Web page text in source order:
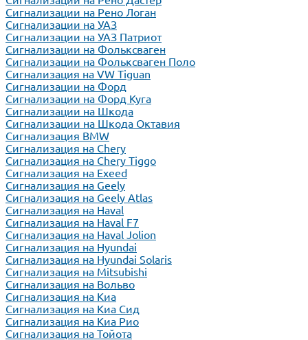
Сигнализации на Рено Логан
Сигнализации на УАЗ
Сигнализации на УАЗ Патриот
Сигнализации на Фольксваген
Сигнализации на Фольксваген Поло
Сигнализация на VW Tiguan
Сигнализации на Форд
Сигнализации на Форд Куга
Сигнализации на Шкода
Сигнализации на Шкода Октавия
Сигнализация BMW
Сигнализация на Chery
Сигнализация на Chery Tiggo
Сигнализация на Exeed
Сигнализация на Geely
Сигнализация на Geely Atlas
Сигнализация на Haval
Сигнализация на Haval F7
Сигнализация на Haval Jolion
Сигнализация на Hyundai
Сигнализация на Hyundai Solaris
Сигнализация на Mitsubishi
Сигнализация на Вольво
Сигнализация на Киа
Сигнализация на Киа Cид
Сигнализация на Киа Рио
Сигнализация на Тойота